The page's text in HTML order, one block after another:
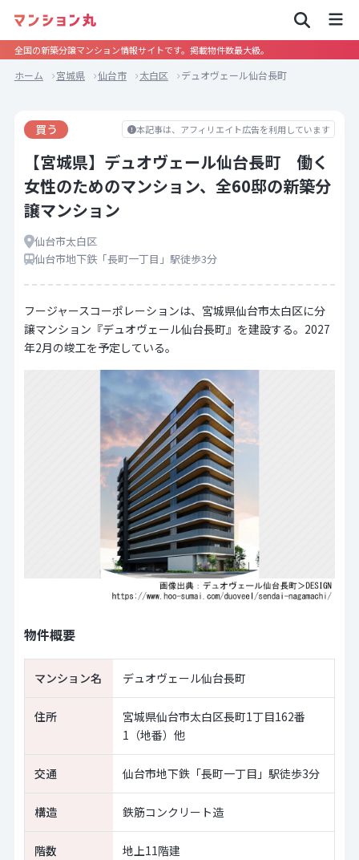
全国の新築分譲マンション情報サイトです。掲載物件数最大級。
ホーム 宮城県 仙台市 太白区 デュオヴェール仙台長町
本記事は、アフィリエイト広告を利用しています
買う
【宮城県】デュオヴェール仙台長町 働く
女性のためのマンション、全60邸の新築分
譲マンション
仙台市太白区
仙台市地下鉄「長町一丁目」駅徒歩3分
フージャースコーポレーションは、宮城県仙台市太白区に分
譲マンション『デュオヴェール仙台長町』を建設する。2027
年2月の竣工を予定している。
物件概要
マンション名 デュオヴェール仙台長町
住所
宮城県仙台市太白区長町1丁目162番
1（地番）他
交通 仙台市地下鉄「長町一丁目」駅徒歩3分
構造 鉄筋コンクリート造
階数 地上11階建